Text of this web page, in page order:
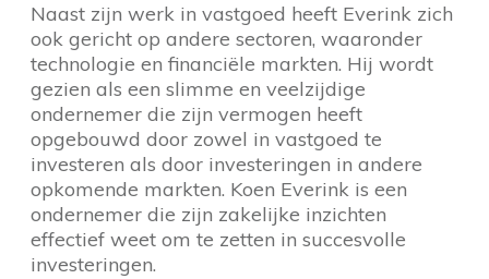
Naast zijn werk in vastgoed heeft Everink zich
ook gericht op andere sectoren, waaronder
technologie en financiële markten. Hij wordt
gezien als een slimme en veelzijdige
ondernemer die zijn vermogen heeft
opgebouwd door zowel in vastgoed te
investeren als door investeringen in andere
opkomende markten. Koen Everink is een
ondernemer die zijn zakelijke inzichten
effectief weet om te zetten in succesvolle
investeringen.